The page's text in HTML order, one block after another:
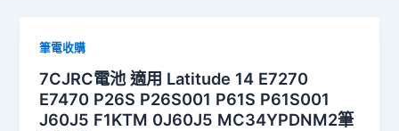
筆電收購
7CJRC電池 適用 Latitude 14 E7270
E7470 P26S P26S001 P61S P61S001
J60J5 F1KTM 0J60J5 MC34YPDNM2筆